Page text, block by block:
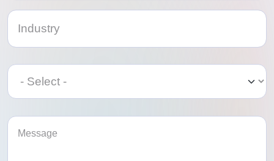
Category
Category